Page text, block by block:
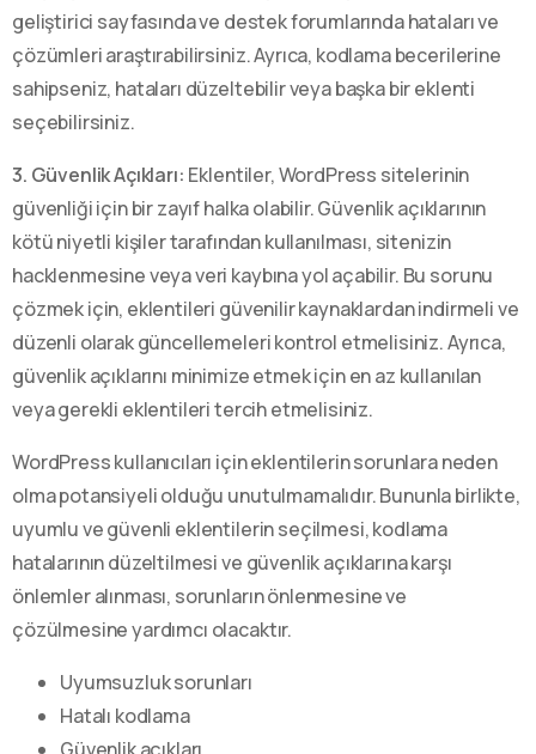
geliştirici sayfasında ve destek forumlarında hataları ve
çözümleri araştırabilirsiniz. Ayrıca, kodlama becerilerine
sahipseniz, hataları düzeltebilir veya başka bir eklenti
seçebilirsiniz.
3. Güvenlik Açıkları: Eklentiler, WordPress sitelerinin
güvenliği için bir zayıf halka olabilir. Güvenlik açıklarının
kötü niyetli kişiler tarafından kullanılması, sitenizin
hacklenmesine veya veri kaybına yol açabilir. Bu sorunu
çözmek için, eklentileri güvenilir kaynaklardan indirmeli ve
düzenli olarak güncellemeleri kontrol etmelisiniz. Ayrıca,
güvenlik açıklarını minimize etmek için en az kullanılan
veya gerekli eklentileri tercih etmelisiniz.
WordPress kullanıcıları için eklentilerin sorunlara neden
olma potansiyeli olduğu unutulmamalıdır. Bununla birlikte,
uyumlu ve güvenli eklentilerin seçilmesi, kodlama
hatalarının düzeltilmesi ve güvenlik açıklarına karşı
önlemler alınması, sorunların önlenmesine ve
çözülmesine yardımcı olacaktır.
Uyumsuzluk sorunları
Hatalı kodlama